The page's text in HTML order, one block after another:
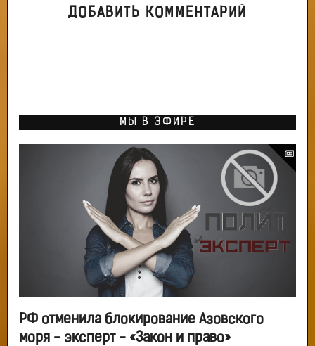
ДОБАВИТЬ КОММЕНТАРИЙ
МЫ В ЭФИРЕ
РФ отменила блокирование Азовского
моря - эксперт - «Закон и право»